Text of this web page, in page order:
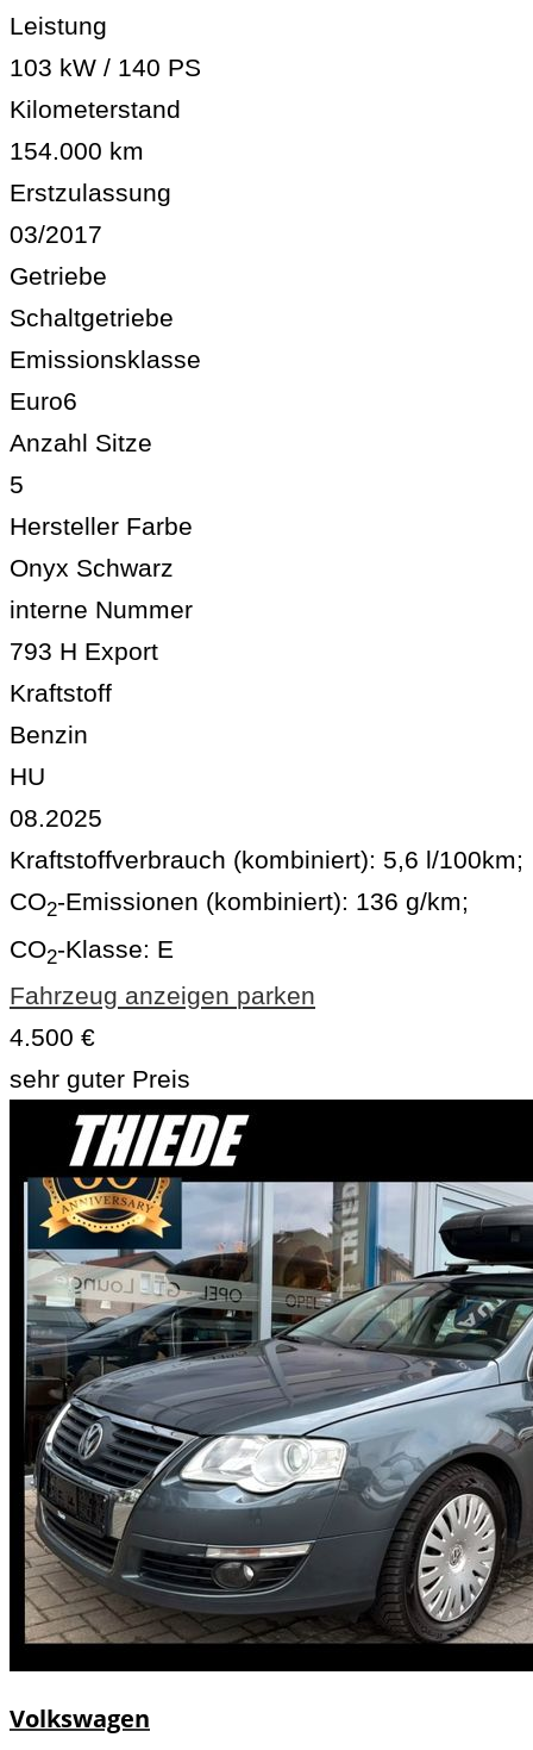
Leistung
103 kW / 140 PS
Kilometerstand
154.000 km
Erstzulassung
03/2017
Getriebe
Schaltgetriebe
Emissionsklasse
Euro6
Anzahl Sitze
5
Hersteller Farbe
Onyx Schwarz
interne Nummer
793 H Export
Kraftstoff
Benzin
HU
08.2025
Kraftstoffverbrauch (kombiniert): 5,6 l/100km;
CO2-Emissionen (kombiniert): 136 g/km;
CO2-Klasse: E
Fahrzeug anzeigen parken
4.500 €
sehr guter Preis
Volkswagen